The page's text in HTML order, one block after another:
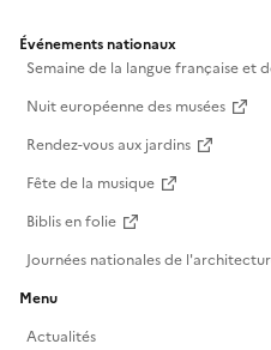
Événements nationaux
Semaine de la langue française et
Nuit européenne des musées
Rendez-vous aux jardins
Fête de la musique
Biblis en folie
Journées nationales de
Menu
Actualités